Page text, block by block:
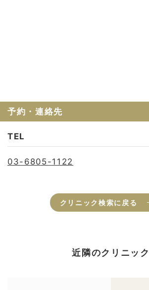
予約・連絡先
TEL
03-6805-1122
クリニック検索に戻る
近隣のクリニック